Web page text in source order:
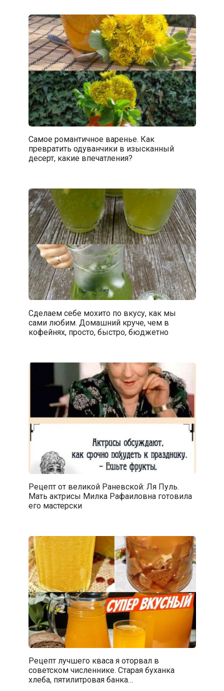
Самое романтичное варенье. Как
превратить одуванчики в изысканный
десерт, какие впечатления?
Сделаем себе мохито по вкусу, как мы
сами любим. Домашний круче, чем в
кофейнях, просто, быстро, бюджетно
Рецепт от великой Раневской: Ля Пуль.
Мать актрисы Милка Рафаиловна готовила
его мастерски
Рецепт лучшего кваса я оторвал в
советском численнике. Старая буханка
хлеба, пятилитровая банка…